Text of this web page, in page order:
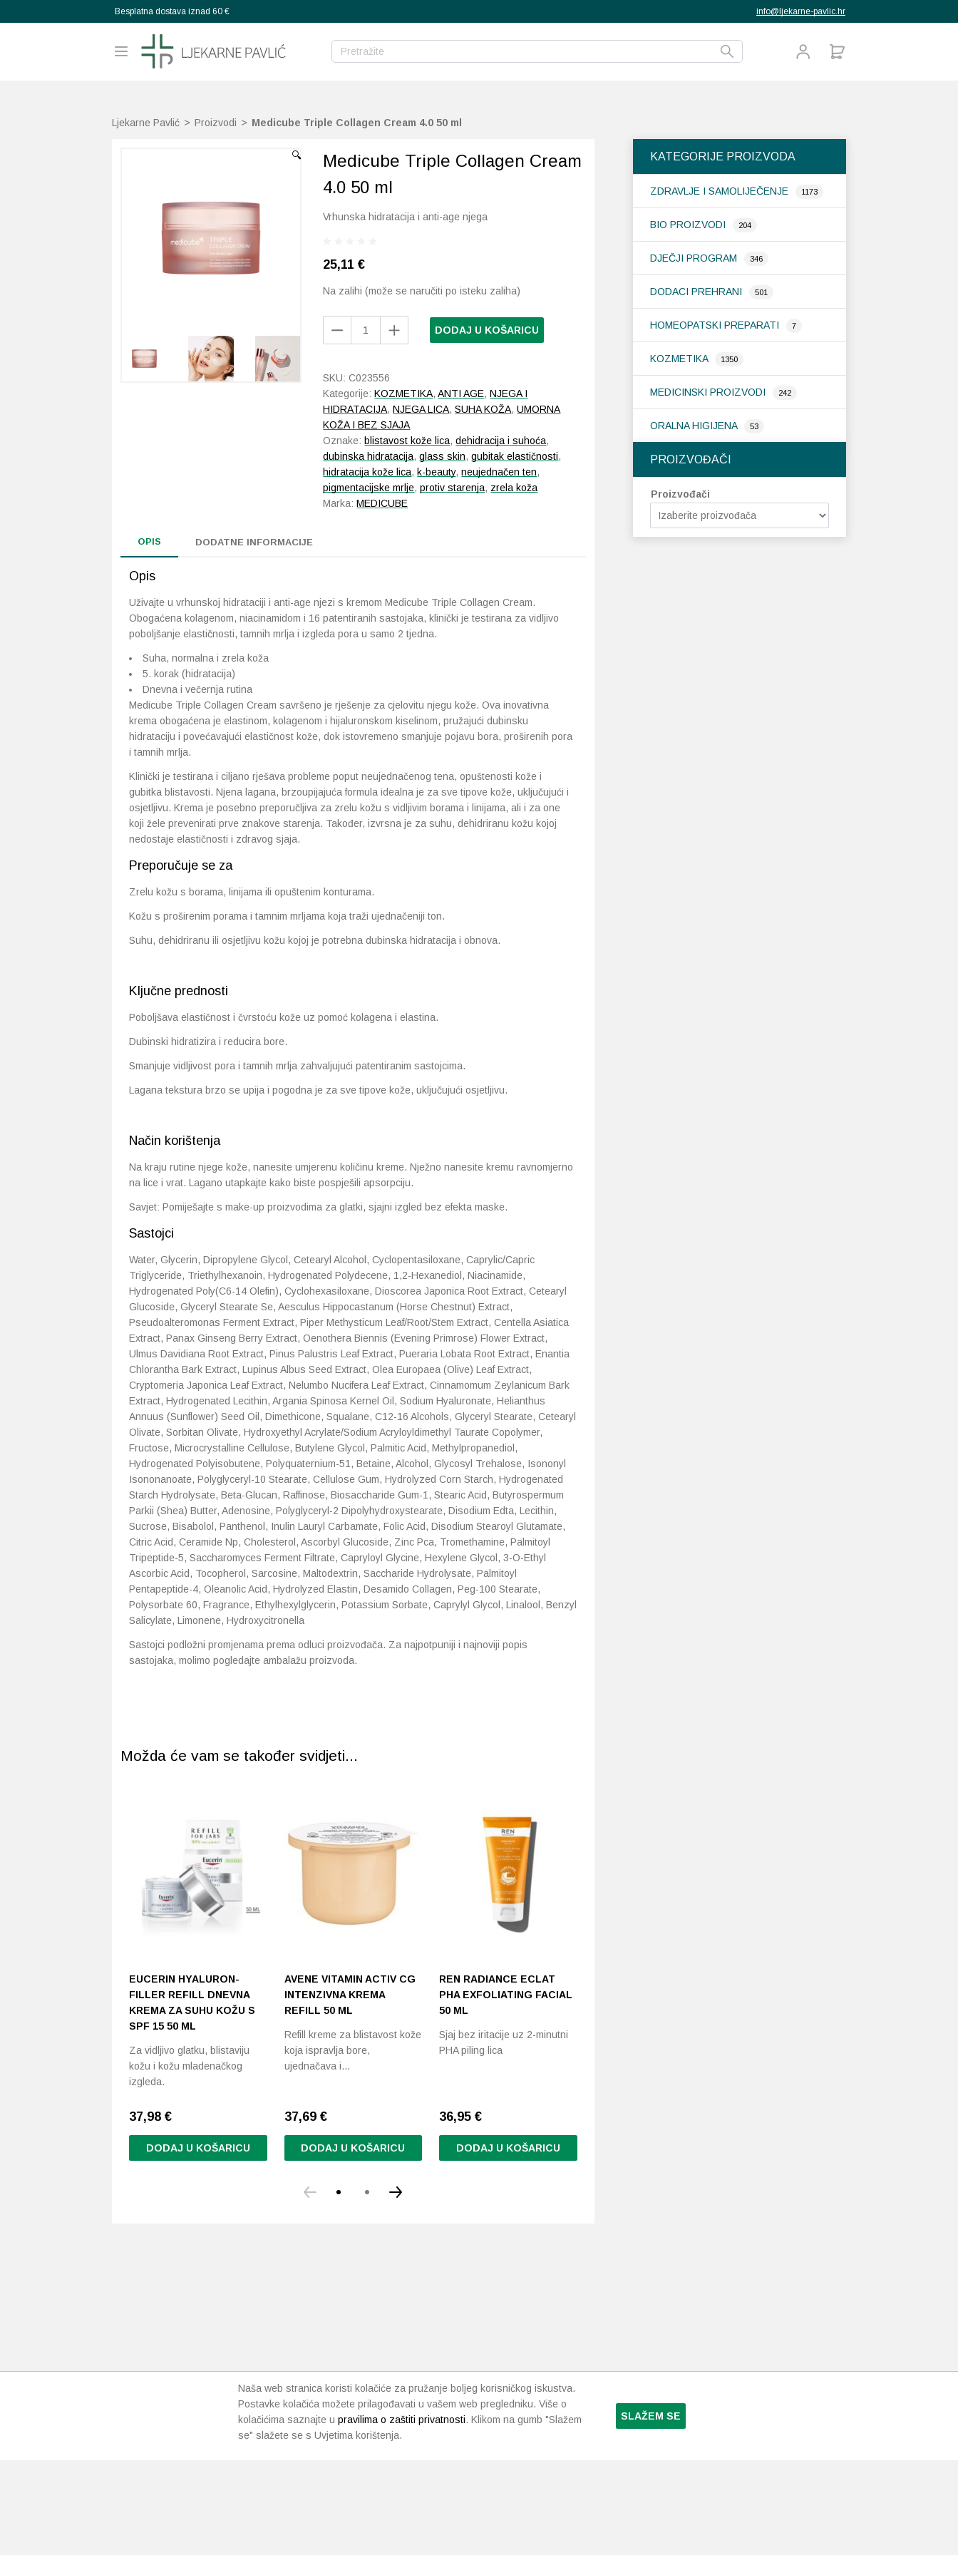
Besplatna dostava iznad 60 € info@ljekarne-pavlic.hr
Ljekarne Pavlić > Proizvodi > Medicube Triple Collagen Cream 4.0 50 ml
KATEGORIJE PROIZVODA
ZDRAVLJE I SAMOLIJEČENJE 1173
BIO PROIZVODI 204
DJEČJI PROGRAM 346
DODACI PREHRANI 501
HOMEOPATSKI PREPARATI 7
KOZMETIKA 1350
MEDICINSKI PROIZVODI 242
ORALNA HIGIJENA 53
PROIZVOĐAČI
Proizvođači
🔍
Medicube Triple Collagen Cream
4.0 50 ml
Vrhunska hidratacija i anti-age njega
25,11€
Na zalihi (može se naručiti po isteku zaliha)
ml
količina
DODAJ U KOŠARICU
SKU:C023556
Kategorije:KOZMETIKA,ANTI AGE,NJEGA I
HIDRATACIJA,NJEGA LICA,SUHA KOŽA,UMORNA
KOŽA I BEZ SJAJA
Oznake: blistavost kože lica,dehidracija i suhoća,
dubinska hidratacija,glass skin,gubitak elastičnosti,
hidratacija kože lica, k-beauty,neujednačen ten,
pigmentacijske mrlje,protiv starenja, zrela koža
Marka:MEDICUBE
OPIS DODATNE INFORMACIJE
Opis
Uživajte u vrhunskoj hidrataciji i anti-age njezi s kremom Medicube Triple Collagen Cream.
Obogaćena kolagenom, niacinamidom i 16 patentiranih sastojaka, klinički je testirana za vidljivo
poboljšanje elastičnosti, tamnih mrlja i izgleda pora u samo 2 tjedna.
Suha, normalna i zrela koža
5. korak (hidratacija)
Dnevna i večernja rutina
Medicube Triple Collagen Cream savršeno je rješenje za cjelovitu njegu kože. Ova inovativna
krema obogaćena je elastinom, kolagenom i hijaluronskom kiselinom, pružajući dubinsku
hidrataciju i povećavajući elastičnost kože, dok istovremeno smanjuje pojavu bora, proširenih pora
i tamnih mrlja.
Klinički je testirana i ciljano rješava probleme poput neujednačenog tena, opuštenosti kože i
gubitka blistavosti. Njena lagana, brzoupijajuća formula idealna je za sve tipove kože, uključujući i
osjetljivu. Krema je posebno preporučljiva za zrelu kožu s vidljivim borama i linijama, ali i za one
koji žele prevenirati prve znakove starenja. Također, izvrsna je za suhu, dehidriranu kožu kojoj
nedostaje elastičnosti i zdravog sjaja.
Preporučuje se za
Zrelu kožu s borama, linijama ili opuštenim konturama.
Kožu s proširenim porama i tamnim mrljama koja traži ujednačeniji ton.
Suhu, dehidriranu ili osjetljivu kožu kojoj je potrebna dubinska hidratacija i obnova.
Ključne prednosti
Poboljšava elastičnost i čvrstoću kože uz pomoć kolagena i elastina.
Dubinski hidratizira i reducira bore.
Smanjuje vidljivost pora i tamnih mrlja zahvaljujući patentiranim sastojcima.
Lagana tekstura brzo se upija i pogodna je za sve tipove kože, uključujući osjetljivu.
Način korištenja
Na kraju rutine njege kože, nanesite umjerenu količinu kreme. Nježno nanesite kremu ravnomjerno
na lice i vrat. Lagano utapkajte kako biste pospješili apsorpciju.
Savjet: Pomiješajte s make-up proizvodima za glatki, sjajni izgled bez efekta maske.
Sastojci
Water, Glycerin, Dipropylene Glycol, Cetearyl Alcohol, Cyclopentasiloxane, Caprylic/Capric
Triglyceride, Triethylhexanoin, Hydrogenated Polydecene, 1,2-Hexanediol, Niacinamide,
Hydrogenated Poly(C6-14 Olefin), Cyclohexasiloxane, Dioscorea Japonica Root Extract, Cetearyl
Glucoside, Glyceryl Stearate Se, Aesculus Hippocastanum (Horse Chestnut) Extract,
Pseudoalteromonas Ferment Extract, Piper Methysticum Leaf/Root/Stem Extract, Centella Asiatica
Extract, Panax Ginseng Berry Extract, Oenothera Biennis (Evening Primrose) Flower Extract,
Ulmus Davidiana Root Extract, Pinus Palustris Leaf Extract, Pueraria Lobata Root Extract, Enantia
Chlorantha Bark Extract, Lupinus Albus Seed Extract, Olea Europaea (Olive) Leaf Extract,
Cryptomeria Japonica Leaf Extract, Nelumbo Nucifera Leaf Extract, Cinnamomum Zeylanicum Bark
Extract, Hydrogenated Lecithin, Argania Spinosa Kernel Oil, Sodium Hyaluronate, Helianthus
Annuus (Sunflower) Seed Oil, Dimethicone, Squalane, C12-16 Alcohols, Glyceryl Stearate, Cetearyl
Olivate, Sorbitan Olivate, Hydroxyethyl Acrylate/Sodium Acryloyldimethyl Taurate Copolymer,
Fructose, Microcrystalline Cellulose, Butylene Glycol, Palmitic Acid, Methylpropanediol,
Hydrogenated Polyisobutene, Polyquaternium-51, Betaine, Alcohol, Glycosyl Trehalose, Isononyl
Isononanoate, Polyglyceryl-10 Stearate, Cellulose Gum, Hydrolyzed Corn Starch, Hydrogenated
Starch Hydrolysate, Beta-Glucan, Raffinose, Biosaccharide Gum-1, Stearic Acid, Butyrospermum
Parkii (Shea) Butter, Adenosine, Polyglyceryl-2 Dipolyhydroxystearate, Disodium Edta, Lecithin,
Sucrose, Bisabolol, Panthenol, Inulin Lauryl Carbamate, Folic Acid, Disodium Stearoyl Glutamate,
Citric Acid, Ceramide Np, Cholesterol, Ascorbyl Glucoside, Zinc Pca, Tromethamine, Palmitoyl
Tripeptide-5, Saccharomyces Ferment Filtrate, Capryloyl Glycine, Hexylene Glycol, 3-O-Ethyl
Ascorbic Acid, Tocopherol, Sarcosine, Maltodextrin, Saccharide Hydrolysate, Palmitoyl
Pentapeptide-4, Oleanolic Acid, Hydrolyzed Elastin, Desamido Collagen, Peg-100 Stearate,
Polysorbate 60, Fragrance, Ethylhexylglycerin, Potassium Sorbate, Caprylyl Glycol, Linalool, Benzyl
Salicylate, Limonene, Hydroxycitronella
Sastojci podložni promjenama prema odluci proizvođača. Za najpotpuniji i najnoviji popis
sastojaka, molimo pogledajte ambalažu proizvoda.
Možda će vam se također svidjeti...
EUCERIN HYALURON-
FILLER REFILL DNEVNA
KREMA ZA SUHU KOŽU S
SPF 15 50 ML
Za vidljivo glatku, blistaviju
kožu i kožu mladenačkog
izgleda.
37,98 €
DODAJ U KOŠARICU
AVENE VITAMIN ACTIV CG
INTENZIVNA KREMA
REFILL 50 ML
Refill kreme za blistavost kože
koja ispravlja bore,
ujednačava i…
37,69 €
DODAJ U KOŠARICU
REN RADIANCE ECLAT
PHA EXFOLIATING FACIAL
50 ML
Sjaj bez iritacije uz 2-minutni
PHA piling lica
36,95€
DODAJ U KOŠARICU
Naša web stranica koristi kolačiće za pružanje boljeg korisničkog iskustva.
Postavke kolačića možete prilagođavati u vašem web pregledniku. Više o
kolačićima saznajte u pravilima o zaštiti privatnosti. Klikom na gumb "Slažem
se" slažete se s Uvjetima korištenja.
SLAŽEM SE